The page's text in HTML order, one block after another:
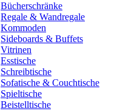
Bücherschränke
Regale & Wandregale
Kommoden
Sideboards & Buffets
Vitrinen
Esstische
Schreibtische
Sofatische & Couchtische
Spieltische
Beistelltische